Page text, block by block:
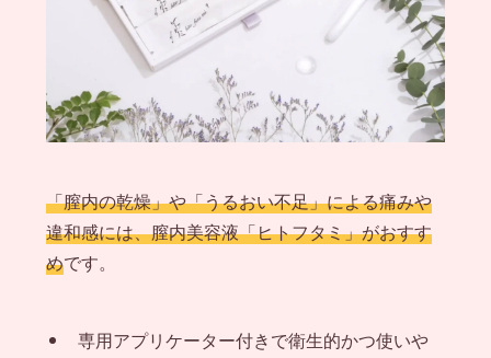
「膣内の乾燥」や「うるおい不足」による痛みや
違和感には、膣内美容液「ヒトフタミ」がおすす
めです。
専用アプリケーター付きで衛生的かつ使いや